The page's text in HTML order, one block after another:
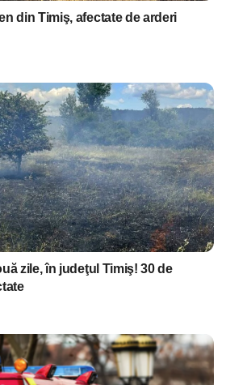
din Timiş, afectate de arderi
zile, în judeţul Timiş! 30 de